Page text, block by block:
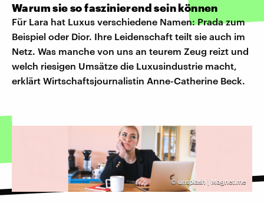
Warum sie so faszinierend sein können
Für Lara hat Luxus verschiedene Namen: Prada zum
Beispiel oder Dior. Ihre Leidenschaft teilt sie auch im
Netz. Was manche von uns an teurem Zeug reizt und
welch riesigen Umsätze die Luxusindustrie macht,
erklärt Wirtschaftsjournalistin Anne-Catherine Beck.
©unsplash | Magnet.me